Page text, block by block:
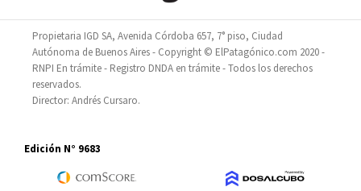
Propietaria IGD SA, Avenida Córdoba 657, 7° piso, Ciudad
Autónoma de Buenos Aires - Copyright © ElPatagónico.com 2020 -
RNPI En trámite - Registro DNDA en trámite - Todos los derechos
reservados.
Director: Andrés Cursaro.
Edición N° 9683